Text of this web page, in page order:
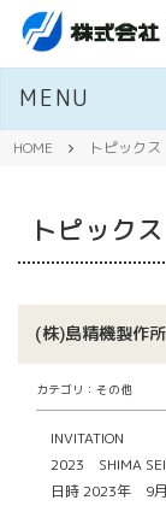
MENU
HOME トピックス
トピックス
(株)島精機製作
カテゴリ：その他
INVITATION
2023 SHIMA
日時 2023年 9月